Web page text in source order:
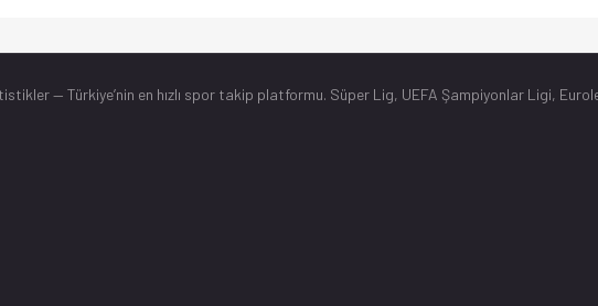
— Türkiye’nin en hızlı spor takip platformu. Süper Lig, UEFA Şampiyonlar Ligi,